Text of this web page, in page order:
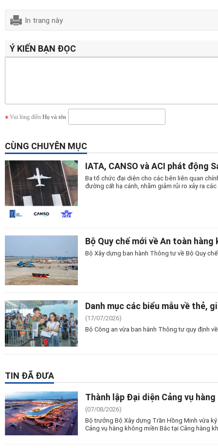
In trang này
Ý KIẾN BẠN ĐỌC
Vui lòng điền Họ và tên
CÙNG CHUYÊN MỤC
IATA, CANSO và ACI phát động
Ba tổ chức đại diện cho các bên liên quan
đường cất hạ cánh, nhằm giảm rủi ro xảy ra
Bộ Quy chế mới về An toàn
Bộ Xây dựng ban hành Thông tư về Bộ Quy
Danh mục các biểu mẫu về thẻ,
(17/07/2026)
Bộ Công an vừa ban hành Thông tư quy định
TIN ĐÃ ĐƯA
Thành lập Đại diện Cảng vụ
(07/08/2026)
Bộ trưởng Bộ Xây dựng Trần Hồng Minh vừa
Cảng vụ hàng không miền Bắc tại Cảng hàng